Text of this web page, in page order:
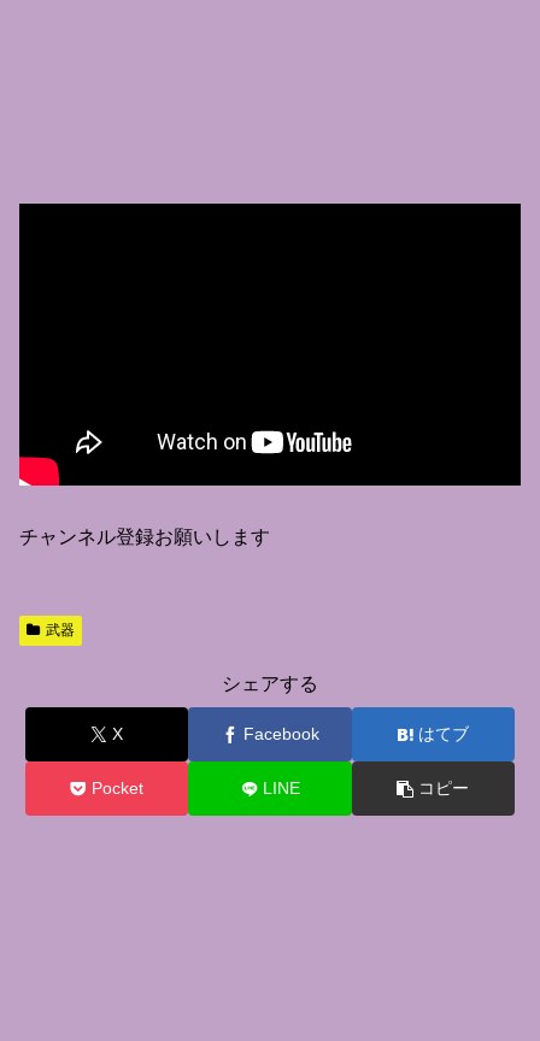
チャンネル登録お願いします
武器
シェアする
X Facebook はてブ
Pocket LINE コピー